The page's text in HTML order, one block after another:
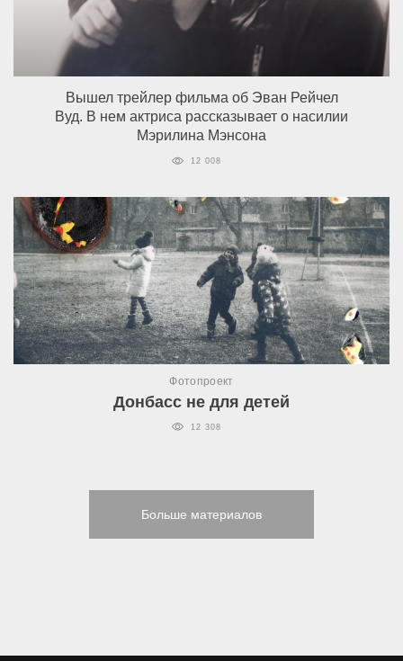
Вышел трейлер фильма об Эван Рейчел
Вуд. В нем актриса рассказывает о насилии
Мэрилина Мэнсона
12 008
Фотопроект
Донбасс не для детей
12 308
Больше материалов